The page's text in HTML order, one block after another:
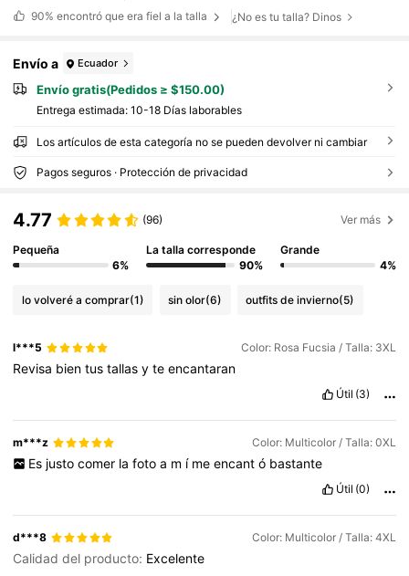
90% encontró que era fiel a la talla ¿No es tu talla? Dinos
Envío a Ecuador
Envío gratis(Pedidos ≥ $150.00)
Entrega estimada: 10-18 Días laborables
Los artículos de esta categoría no se pueden devolver ni cambiar
Pagos seguros · Protección de privacidad
4.77 (96) Ver más
Pequeña
6%
La talla corresponde
90%
Grande
4%
lo volveré a comprar(1) sin olor(6) outfits de invierno(5)
l***5 Color: Rosa Fucsia / Talla: 3XL
Revisa bientustallasyteencantaran
Útil (3)
m***z Color: Multicolor / Talla: 0XL
Es justo comer la foto a m í me encant ó bastante
Útil (0)
d***8 Color: Multicolor / Talla: 4XL
Calidad del producto: Excelente